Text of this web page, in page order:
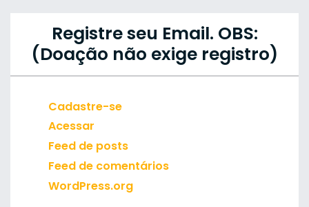
Registre seu Email. OBS:
(Doação não exige registro)
Cadastre-se
Acessar
Feed de posts
Feed de comentários
WordPress.org